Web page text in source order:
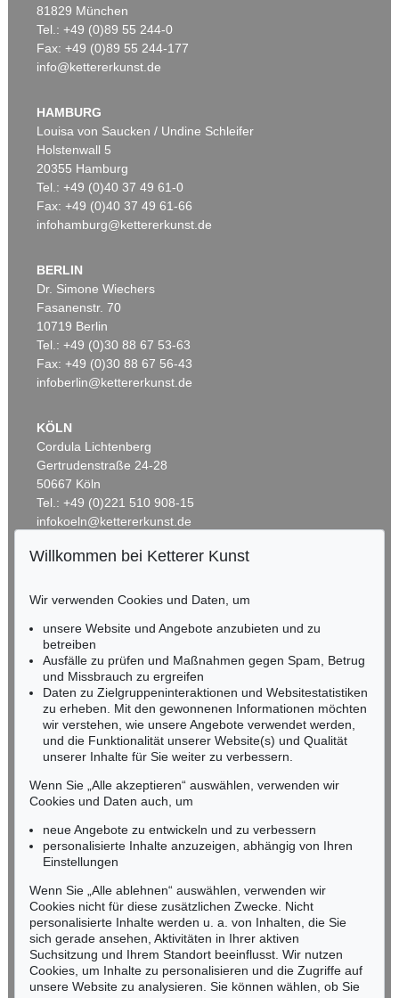
81829 München
Tel.: +49 (0)89 55 244-0
Fax: +49 (0)89 55 244-177
info@kettererkunst.de
HAMBURG
Louisa von Saucken / Undine Schleifer
Holstenwall 5
20355 Hamburg
Tel.: +49 (0)40 37 49 61-0
Fax: +49 (0)40 37 49 61-66
infohamburg@kettererkunst.de
BERLIN
Dr. Simone Wiechers
Fasanenstr. 70
10719 Berlin
Tel.: +49 (0)30 88 67 53-63
Fax: +49 (0)30 88 67 56-43
infoberlin@kettererkunst.de
KÖLN
Cordula Lichtenberg
Gertrudenstraße 24-28
50667 Köln
Tel.: +49 (0)221 510 908-15
infokoeln@kettererkunst.de
BADEN-WÜRTTEMBERG
RHEINLAND-PFALZ
Miriam Heß
Tel.: +49 (0)62 21 58 80-038
Fax: +49 (0)62 21 58 80-595
infoheidelberg@kettererkunst.de
NORDDEUTSCHLAND
Nico Kassel, M.A.
Tel.: +49 (0)89 55244-164
Mobil: +49 (0)171 8618661
n.kassel@kettererkunst.de
Keine Auktion mehr verpassen!
Wir informieren Sie rechtzeitig.
Jetzt zum Newsletter anmelden >
Willkommen bei Ketterer Kunst
Wir verwenden Cookies und Daten, um
unsere Website und Angebote anzubieten und zu
betreiben
Ausfälle zu prüfen und Maßnahmen gegen Spam, Betrug
und Missbrauch zu ergreifen
Daten zu Zielgruppeninteraktionen und Websitestatistiken
zu erheben. Mit den gewonnenen Informationen möchten
wir verstehen, wie unsere Angebote verwendet werden,
und die Funktionalität unserer Website(s) und Qualität
unserer Inhalte für Sie weiter zu verbessern.
Wenn Sie „Alle akzeptieren“ auswählen, verwenden wir
Cookies und Daten auch, um
neue Angebote zu entwickeln und zu verbessern
personalisierte Inhalte anzuzeigen, abhängig von Ihren
Einstellungen
Wenn Sie „Alle ablehnen“ auswählen, verwenden wir
Cookies nicht für diese zusätzlichen Zwecke. Nicht
personalisierte Inhalte werden u. a. von Inhalten, die Sie
sich gerade ansehen, Aktivitäten in Ihrer aktiven
Suchsitzung und Ihrem Standort beeinflusst. Wir nutzen
Cookies, um Inhalte zu personalisieren und die Zugriffe auf
unsere Website zu analysieren. Sie können wählen, ob Sie